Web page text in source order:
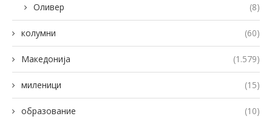
Оливер (8)
колумни (60)
Македонија (1.579)
миленици (15)
образование (10)